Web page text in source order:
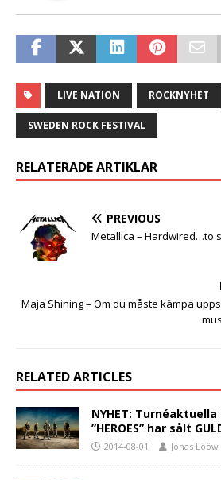
LIVE NATION ROCKNYHET
SWEDEN ROCK FESTIVAL
RELATERADE ARTIKLAR
PREVIOUS
Metallica – Hardwired…to
Maja Shining – Om du måste kämpa
RELATED ARTICLES
NYHET: Turnéaktuella
”HEROES” har sålt
2014-08-01 Jonas Lööw